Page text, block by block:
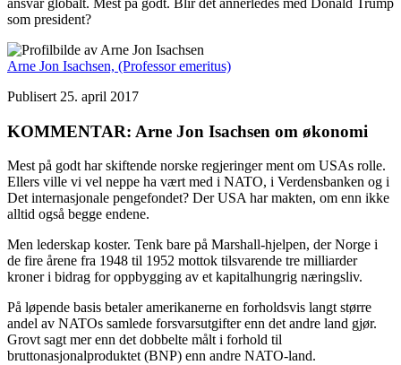
som president?
Arne Jon Isachsen, (Professor emeritus)
Publisert 25. april 2017
KOMMENTAR: Arne Jon Isachsen om økonomi
Mest på godt har skiftende norske regjeringer ment om USAs rolle.
Ellers ville vi vel neppe ha vært med i NATO, i Verdensbanken og i
Det internasjonale pengefondet? Der USA har makten, om enn ikke
alltid også begge endene.
Men lederskap koster. Tenk bare på Marshall-hjelpen, der Norge i
de fire årene fra 1948 til 1952 mottok tilsvarende tre milliarder
kroner i bidrag for oppbygging av et kapitalhungrig næringsliv.
På løpende basis betaler amerikanerne en forholdsvis langt større
andel av NATOs samlede forsvarsutgifter enn det andre land gjør.
Grovt sagt mer enn det dobbelte målt i forhold til
bruttonasjonalproduktet (BNP) enn andre NATO-land.